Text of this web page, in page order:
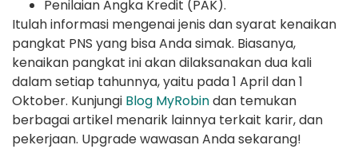
Penilaian Angka Kredit (PAK).
Itulah informasi mengenai jenis dan syarat kenaikan
pangkat PNS yang bisa Anda simak. Biasanya,
kenaikan pangkat ini akan dilaksanakan dua kali
dalam setiap tahunnya, yaitu pada 1 April dan 1
Oktober. Kunjungi Blog MyRobindan temukan
berbagai artikel menarik lainnya terkait karir, dan
pekerjaan. Upgrade wawasan Anda sekarang!